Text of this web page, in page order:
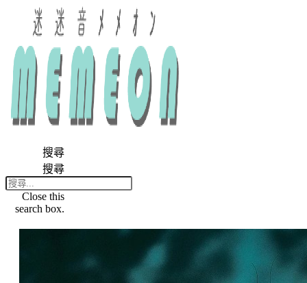
搜尋
搜尋
Close this
search box.